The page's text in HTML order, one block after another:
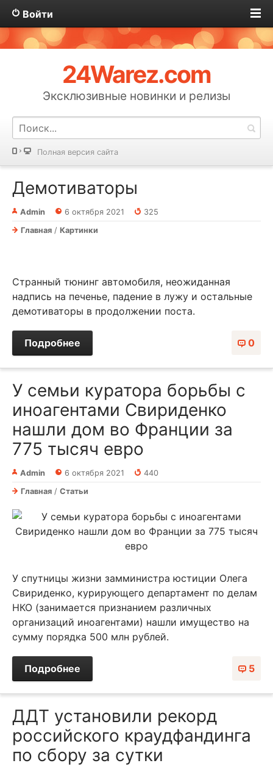
Войти
24Warez.com
Эксклюзивные новинки и релизы
Полная версия сайта
Демотиваторы
Admin 6 октября 2021
325
Главная / Картинки
Странный тюнинг автомобиля, неожиданная
надпись на печенье, падение в лужу и остальные
демотиваторы в продолжении поста.
0
Подробнее
У семьи куратора борьбы с
иноагентами Свириденко
нашли дом во Франции за
775 тысяч евро
Admin 6 октября 2021
440
Главная / Статьи
У спутницы жизни замминистра юстиции Олега
Свириденко, курирующего департамент по делам
НКО (занимается признанием различных
организаций иноагентами) нашли имущество на
сумму порядка 500 млн рублей.
5
Подробнее
ДДТ установили рекорд
российского краудфандинга
по сбору за сутки